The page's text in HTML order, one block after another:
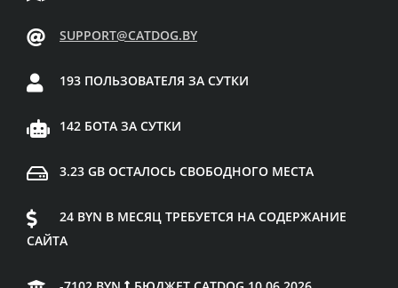
SUPPORT@CATDOG.BY
193 ПОЛЬЗОВАТЕЛЯ ЗА СУТКИ
142 БОТА ЗА СУТКИ
3.23 GB ОСТАЛОСЬ СВОБОДНОГО МЕСТА
24 BYN В МЕСЯЦ ТРЕБУЕТСЯ НА СОДЕРЖАНИЕ
САЙТА